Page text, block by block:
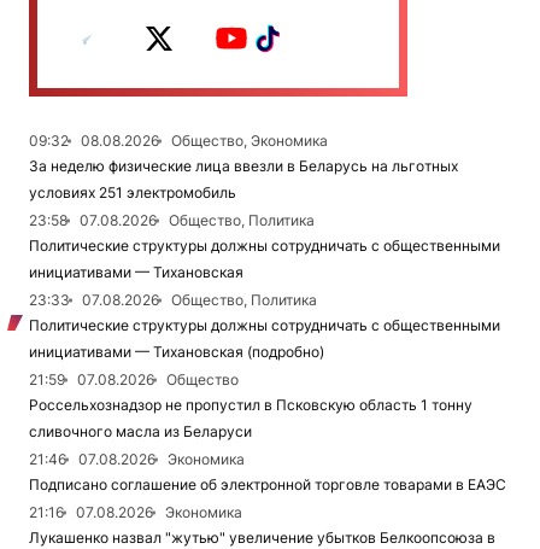
09:32 08.08.2026
Общество, Экономика
За неделю физические лица ввезли в Беларусь на льготных
условиях 251 электромобиль
23:58
07.08.2026
Общество, Политика
Политические структуры должны сотрудничать с общественными
инициативами — Тихановская
23:33
07.08.2026
Общество, Политика
Политические структуры должны сотрудничать с общественными
инициативами — Тихановская (подробно)
21:59
07.08.2026
Общество
Россельхознадзор не пропустил в Псковскую область 1 тонну
сливочного масла из Беларуси
21:46
07.08.2026
Экономика
Подписано соглашение об электронной торговле товарами в ЕАЭС
21:16
07.08.2026
Экономика
Лукашенко назвал "жутью" увеличение убытков Белкоопсоюза в